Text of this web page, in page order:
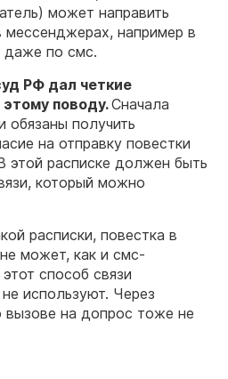
может направить
мессенджерах, например в
даже по смс.
РФ дал четкие
этому поводу.Сначала
обязаны получить
на отправку повестки
этой расписке должен быть
который можно
расписки, повестка в
может, как и смс-
способ связи
используют. Через
вызове на допрос тоже не